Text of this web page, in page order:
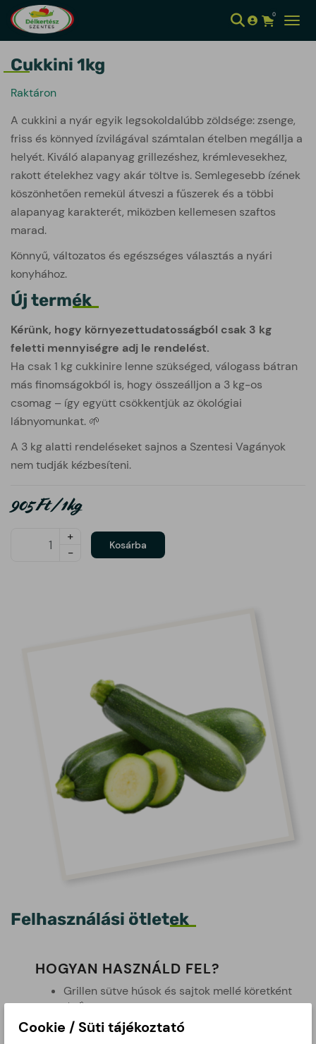
Kosár
0
Cukkini 1kg
Raktáron
A cukkini a nyár egyik legsokoldalúbb zöldsége: zsenge,
friss és könnyed ízvilágával számtalan ételben megállja a
helyét. Kiváló alapanyag grillezéshez, krémlevesekhez,
rakott ételekhez vagy akár töltve is. Semlegesebb ízének
köszönhetően remekül átveszi a fűszerek és a többi
alapanyag karakterét, miközben kellemesen szaftos
marad.
Könnyű, változatos és egészséges választás a nyári
konyhához.
Új termék
Kérünk, hogy környezettudatosságból csak 3 kg
feletti mennyiségre adj le rendelést.
Ha csak 1 kg cukkinire lenne szükséged, válogass bátran
más finomságokból is, hogy összeálljon a 3 kg-os
csomag – így együtt csökkentjük az ökológiai
lábnyomunkat. 🌱
A 3 kg alatti rendeléseket sajnos a Szentesi Vagányok
nem tudják kézbesíteni.
905 Ft / 1kg
+
-
Kosárba
Felhasználási ötletek
HOGYAN HASZNÁLD FEL?
Grillen sütve húsok és sajtok mellé köretként
🔥🧀
Töltött cukkiniként darált hússal vagy
zöldséges töltelékkel 🍽️
Cookie / Süti tájékoztató